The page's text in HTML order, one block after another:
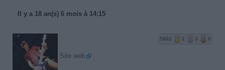
Il y a 18 an(s) 6 mois à 14:15
5992 2 3 6
Site web